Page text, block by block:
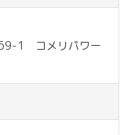
1 コメリパワー